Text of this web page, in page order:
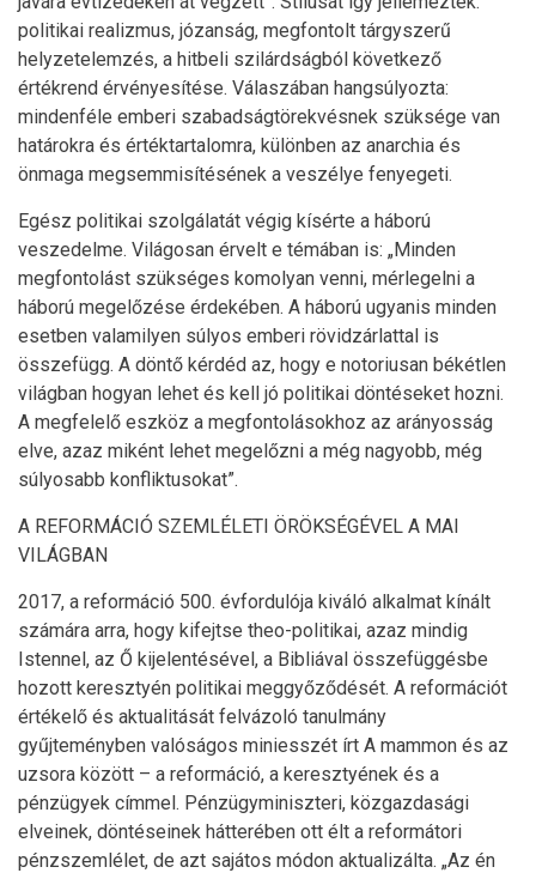
politikai realizmus, józanság, megfontolt tárgyszerű
helyzetelemzés, a hitbeli szilárdságból következő
értékrend érvényesítése. Válaszában hangsúlyozta:
mindenféle emberi szabadságtörekvésnek szüksége van
határokra és értéktartalomra, különben az anarchia és
önmaga megsemmisítésének a veszélye fenyegeti.
Egész politikai szolgálatát végig kísérte a háború
veszedelme. Világosan érvelt e témában is: „Minden
megfontolást szükséges komolyan venni, mérlegelni a
háború megelőzése érdekében. A háború ugyanis minden
esetben valamilyen súlyos emberi rövidzárlattal is
összefügg. A döntő kérdéd az, hogy e notoriusan békétlen
világban hogyan lehet és kell jó politikai döntéseket hozni.
A megfelelő eszköz a megfontolásokhoz az arányosság
elve, azaz miként lehet megelőzni a még nagyobb, még
súlyosabb konfliktusokat”.
A REFORMÁCIÓ SZEMLÉLETI ÖRÖKSÉGÉVEL A MAI
VILÁGBAN
2017, a reformáció 500. évfordulója kiváló alkalmat kínált
számára arra, hogy kifejtse theo-politikai, azaz mindig
Istennel, az Ő kijelentésével, a Bibliával összefüggésbe
hozott keresztyén politikai meggyőződését. A reformációt
értékelő és aktualitását felvázoló tanulmány
gyűjteményben valóságos miniesszét írt A mammon és az
uzsora között – a reformáció, a keresztyének és a
pénzügyek címmel. Pénzügyminiszteri, közgazdasági
elveinek, döntéseinek hátterében ott élt a reformátori
pénzszemlélet, de azt sajátos módon aktualizálta. „Az én